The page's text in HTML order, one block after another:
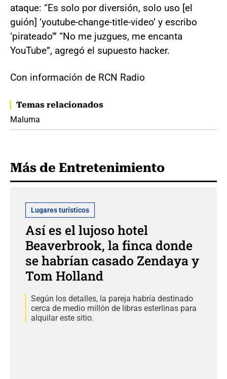
ataque: “Es solo por diversión, solo uso [el
guión] ‘youtube-change-title-video’ y escribo
‘pirateado'” “No me juzgues, me encanta
YouTube”, agregó el supuesto hacker.
Con información de RCN Radio
Temas relacionados
Maluma
Más de Entretenimiento
Lugares turísticos
Así es el lujoso hotel
Beaverbrook, la finca donde
se habrían casado Zendaya y
Tom Holland
Según los detalles, la pareja habría destinado
cerca de medio millón de libras esterlinas para
alquilar este sitio.